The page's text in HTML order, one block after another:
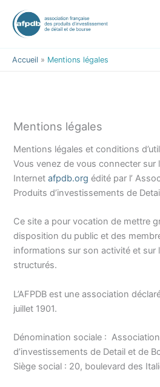
principal
contenu
Accueil Mentions légales
Mentions légales
Mentions légales et conditions
Vous venez de vous connecter sur
Internetafpdb.org édité par l’
Produits d’investissements de
Ce site a pour vocation de mettre
disposition du public et des
informations sur son activité et sur
structurés.
L’AFPDB est une association
juillet 1901.
Dénomination sociale :
d’investissements de Detail et de
Siège social : 20, boulevard des